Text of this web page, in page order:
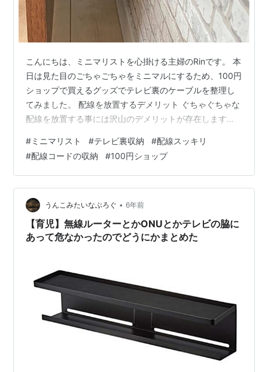
こんにちは、ミニマリストを心掛ける主婦のRinです。 本
日は見た目のごちゃごちゃをミニマルにするため、100円
ショップで買えるグッズでテレビ裏のケーブルを整理し
てみました。 配線を放置するデメリット ぐちゃぐちゃな
配線を放置する事には沢山のデメリットが存在します。
良い物ではありませんよね。 視覚的に不快な物があると
気分が悪くなり、テンションが落ちてしまいます。 ②怪
我に繋がる 配線をそのままにしておくと引っかかって転
んだり、強く踏んで足裏をケガすることもあります。 ③
掃除がしにくい 配線が床に散らばっていると掃除機が線
を吸ってしまったりして…
#ミニマリスト #テレビ裏収納 #配線スッキリ
#配線コードの収納 #100円ショップ
うんこみたいなぶろぐ • 6年前
【育児】無線ルーターとかONUとかテレビの脇に
あって危なかったのでどうにかまとめた